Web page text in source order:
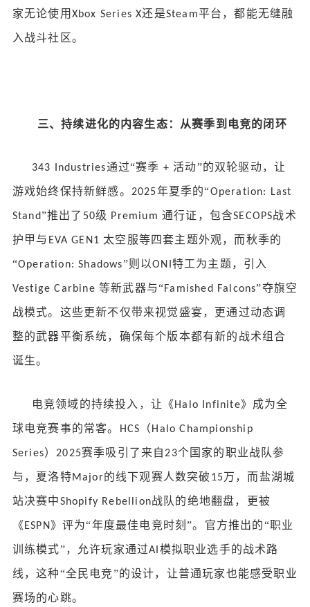
家无论使用 Xbox Series X还是Steam平台，都能无缝融
入战斗社区。
三、持续进化的内容生态：从赛季到电竞的闭环
343 Industries通过“赛季 + 活动”的双轮驱动，让
游戏始终保持新鲜感。 2025年夏季的“Operation: Last
Stand”推出了 50级 Premium通行证，包含SECOPS战术
护甲与 EVA GEN1 太空服等四套主题外观，而秋季的
“Operation: Shadows”则以ONI 特工为主题，引入
Vestige Carbine等新武器与“Famished Falcons”夺旗空
战模式。这些更新不仅带来视觉盛宴，更通过动态调
整的武器平衡系统，确保每个版本都有新的战术组合
诞生。
电竞领域的持续投入，让《 Halo Infinite》成为全
球电竞赛事的常客。 HCS （ Halo Championship
Series） 2025赛季吸引了来自 23个国家的职业战队参
与，夏洛特Major的线下观赛人数突破 15万，而盐湖城
站决赛中Shopify Rebellion战队的绝地翻盘，更被
《 ESPN 》评为“年度最佳电竞时刻”。官方推出的“职业
训练模式”，允许玩家通过AI 模拟职业选手的战术路
线，这种“全民电竞”的设计，让普通玩家也能感受职业
赛场的心跳。